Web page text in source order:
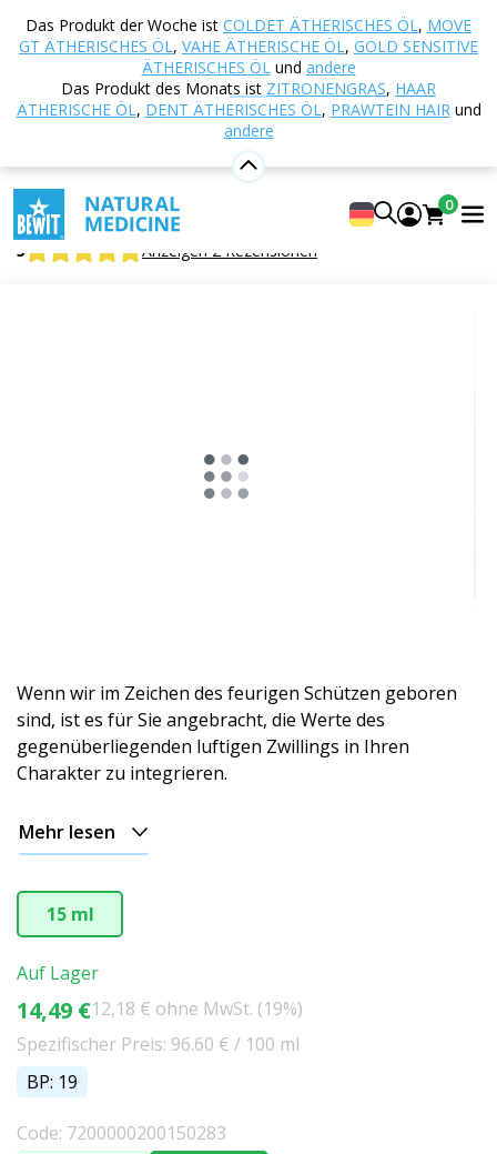
Das Produkt der Woche ist COLDET ÄTHERISCHES ÖL, MOVE
GT ÄTHERISCHES ÖL, VAHE ÄTHERISCHE ÖL, GOLD SENSITIVE
ÄTHERISCHES ÖLund andere
Das Produkt des Monats ist ZITRONENGRAS, HAAR
ÄTHERISCHE ÖL, DENT ÄTHERISCHES ÖL, PRAWTEIN HAIRund
andere
0
Startseite E-shop Aromatherapie
Parfums und
Düfte
Tierkreiszeichen
MAN SAGITTARIUS
MAN SAGITTARIUS (SCHÜTZE)
Öl-Parfüm-Roll-on für Männer
BEWIT MAN SAGITTARIUS
5 Anzeigen 2 Rezensionen
Wenn wir im Zeichen des feurigen Schützen geboren
sind, ist es für Sie angebracht, die Werte des
gegenüberliegenden luftigen Zwillings in Ihren
Charakter zu integrieren.
Mehr lesen
15 ml
Auf Lager
14,49 €12,18 € ohne MwSt. (19%)
Spezifischer Preis: 96.60 € / 100 ml
BP: 19
Code: 7200000200150283